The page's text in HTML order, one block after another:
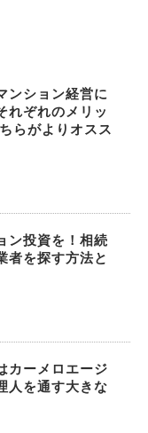
ンション経営に
れぞれのメリッ
らがよりオスス
ン投資を！相続
者を探す方法と
カーメロエージ
人を通す大きな